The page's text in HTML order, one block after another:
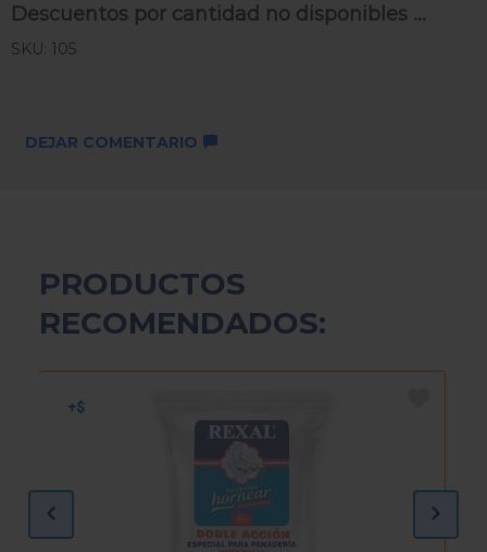
Descuentos por cantidad no disponibles ...
SKU: 105
DEJAR COMENTARIO
PRODUCTOS
RECOMENDADOS: